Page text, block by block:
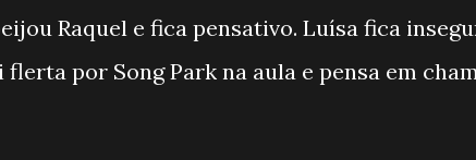
Raquel e fica pensativo. Luísa fica
por Song Park na aula e pensa em